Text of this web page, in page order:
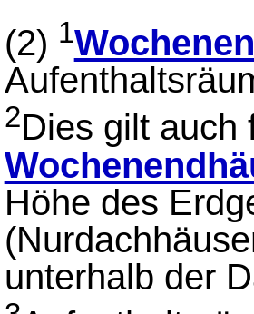
(2) 1
2Dies gilt auch
Höhe des
unterhalb der